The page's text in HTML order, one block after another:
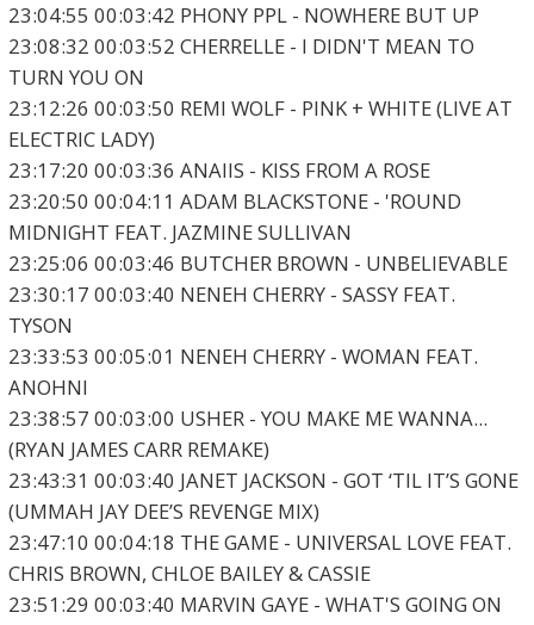
23:04:55 00:03:42 PHONY PPL - NOWHERE BUT UP
23:08:32 00:03:52 CHERRELLE - I DIDN'T MEAN TO
TURN YOU ON
23:12:26 00:03:50 REMI WOLF - PINK + WHITE (LIVE AT
ELECTRIC LADY)
23:17:20 00:03:36 ANAIIS - KISS FROM A ROSE
23:20:50 00:04:11 ADAM BLACKSTONE - 'ROUND
MIDNIGHT FEAT. JAZMINE SULLIVAN
23:25:06 00:03:46 BUTCHER BROWN - UNBELIEVABLE
23:30:17 00:03:40 NENEH CHERRY - SASSY FEAT.
TYSON
23:33:53 00:05:01 NENEH CHERRY - WOMAN FEAT.
ANOHNI
23:38:57 00:03:00 USHER - YOU MAKE ME WANNA...
(RYAN JAMES CARR REMAKE)
23:43:31 00:03:40 JANET JACKSON - GOT ‘TIL IT’S GONE
(UMMAH JAY DEE’S REVENGE MIX)
23:47:10 00:04:18 THE GAME - UNIVERSAL LOVE FEAT.
CHRIS BROWN, CHLOE BAILEY & CASSIE
23:51:29 00:03:40 MARVIN GAYE - WHAT'S GOING ON